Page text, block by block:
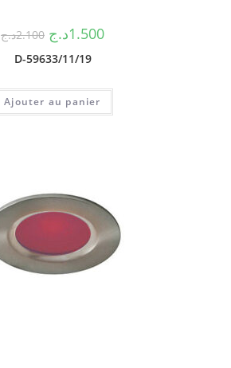
2.100د.ج 1.500د.ج
D-59633/11/19
Ajouter au panier